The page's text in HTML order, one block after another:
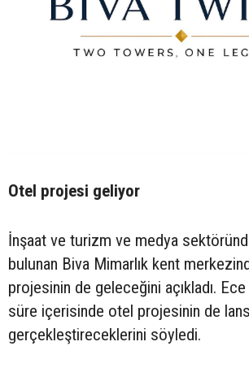
Otel projesi geliyor
İnşaat ve turizm ve medya
bulunan Biva Mimarlık kent
projesinin de geleceğini açıkladı.
süre içerisinde otel projesinin de
gerçekleştireceklerini söyledi.